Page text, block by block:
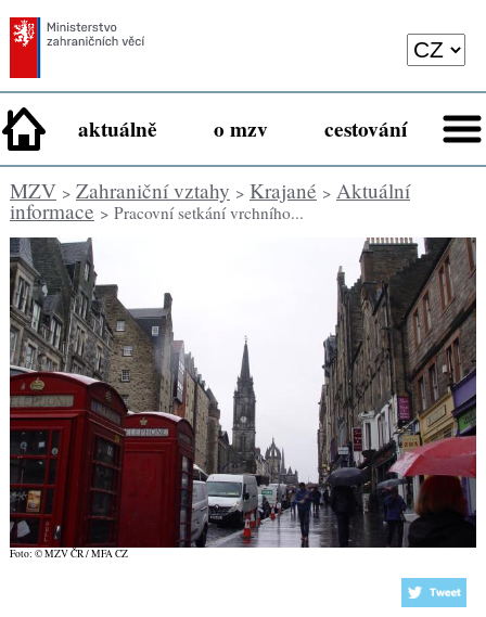
aktuálně o mzv cestování
MZV> Zahraniční vztahy > Krajané > Aktuální
informace > Pracovní setkání vrchního...
Foto: © MZV ČR / MFA CZ